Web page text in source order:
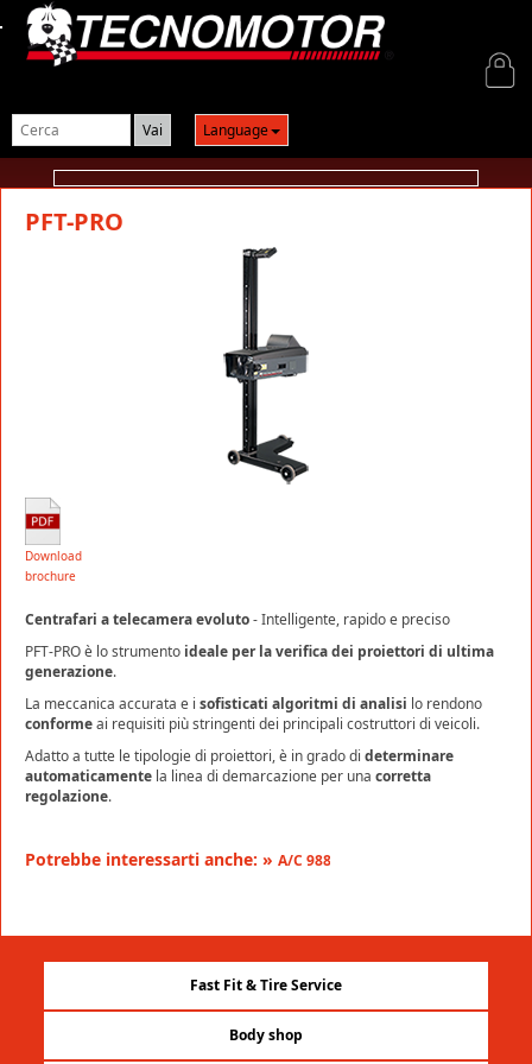
Language
Login
PFT-PRO
Download
brochure
Centrafari a telecamera evoluto- Intelligente, rapido e preciso
PFT-PRO è lo strumento ideale per la verifica dei proiettori di ultima
generazione.
La meccanica accurata e i sofisticati algoritmi di analisi lo rendono
conformeai requisiti più stringenti dei principali costruttori di veicoli.
Adatto a tutte le tipologie di proiettori, è in grado di determinare
automaticamente la linea di demarcazione per una corretta
regolazione.
Potrebbe interessarti anche: » A/C 988
Fast Fit & Tire Service
Body shop